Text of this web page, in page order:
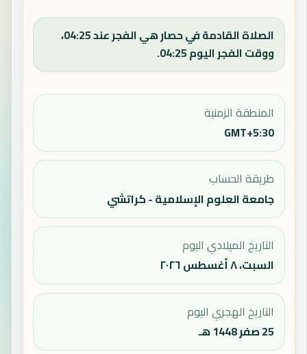
الصلاة القادمة في حصار هي الفجر عند 04:25،
ووقت الفجر اليوم 04:25.
المنطقة الزمنية
GMT+5:30
طريقة الحساب
جامعة العلوم الإسلامية - كراتشي
التاريخ الميلادي اليوم
السبت، ٨ أغسطس ٢٠٢٦
التاريخ الهجري اليوم
25 صفر 1448 هـ